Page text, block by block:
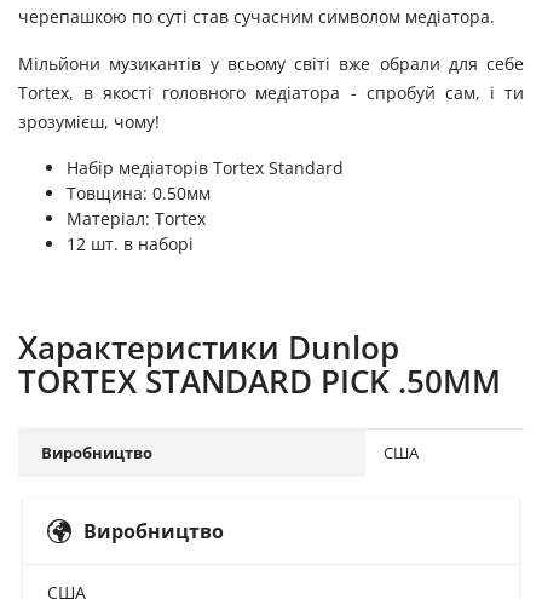
черепашкою по суті став сучасним символом медіатора.
Мільйони музикантів у всьому світі вже обрали для себе
Tortex, в якості головного медіатора - спробуй сам, і ти
зрозумієш, чому!
Набір медіаторів Tortex Standard
Товщина: 0.50мм
Матеріал: Tortex
12 шт. в наборі
Характеристики Dunlop
TORTEX STANDARD PICK .50MM
Виробництво США
Виробництво
США